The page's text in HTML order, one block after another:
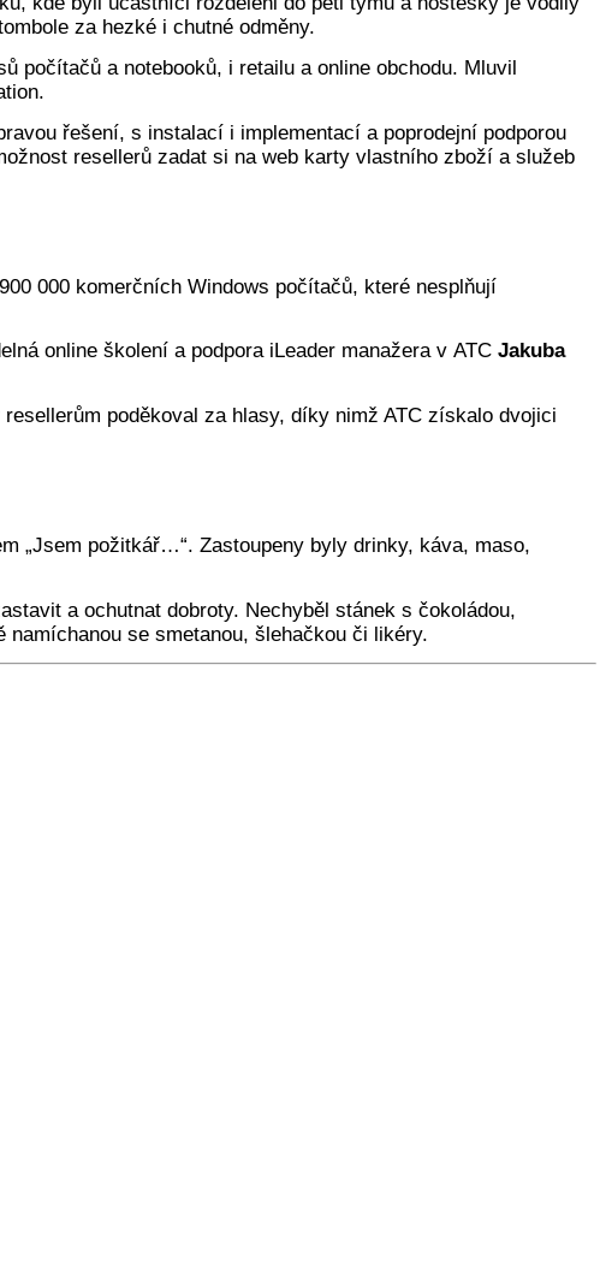
za hezké i chutné odměny.
počítačů a notebooků, i retailu a online obchodu. Mluvil
řešení, s instalací i implementací a poprodejní podporou
resellerů zadat si na web karty vlastního zboží a služeb
000 komerčních Windows počítačů, které nesplňují
online školení a podpora iLeader manažera v ATC Jakuba
poděkoval za hlasy, díky nimž ATC získalo dvojici
„Jsem požitkář…“. Zastoupeny byly drinky, káva, maso,
a ochutnat dobroty. Nechyběl stánek s čokoládou,
se smetanou, šlehačkou či likéry.